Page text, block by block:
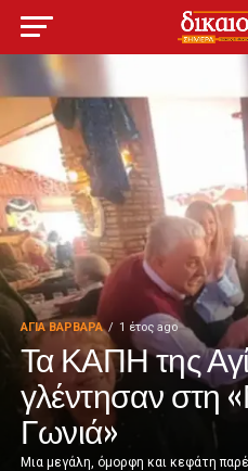
ΑΓΙΑ ΒΑΡΒΑΡΑ 1 έτος ago
Τα ΚΑΠΗ της
γλέντησαν στη
Γωνιά»
Μια μεγάλη, όμορφη και κεφάτη